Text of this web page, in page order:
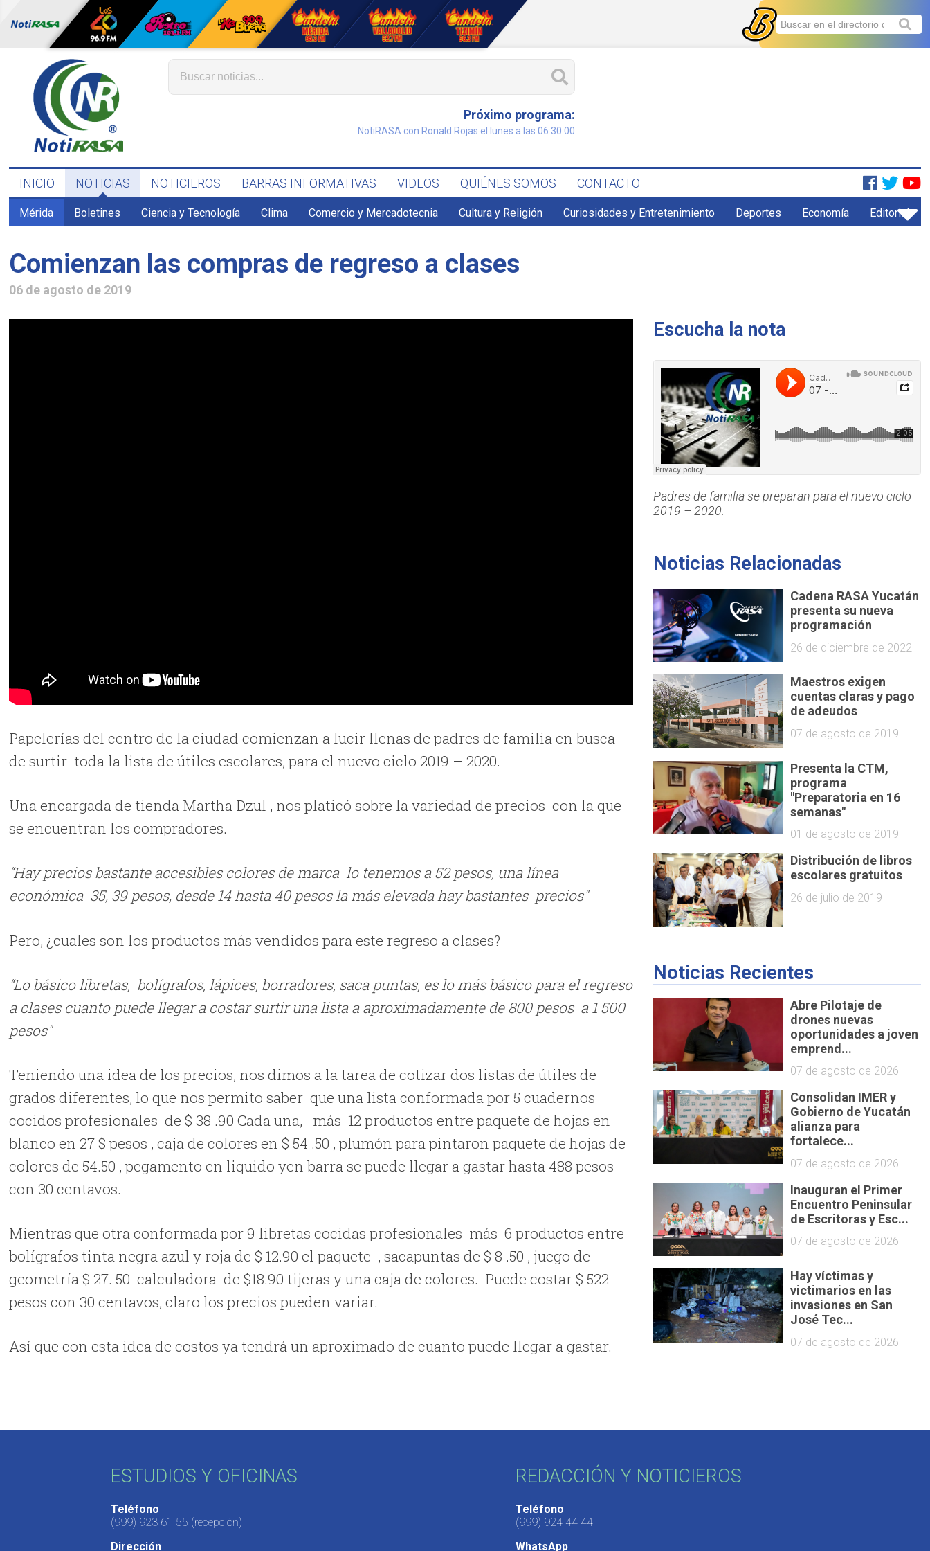
Próximo programa:
NotiRASA con Ronald Rojas el lunes a las 06:30:00
INICIO NOTICIAS NOTICIEROS BARRAS INFORMATIVAS VIDEOS QUIÉNES SOMOS CONTACTO
Mérida Boletines Ciencia y Tecnología Clima Comercio y Mercadotecnia Cultura y Religión Curiosidades y Entretenimiento Deportes Economía Editorial
Comienzan las compras de regreso a clases
06 de agosto de 2019
Papelerías del centro de la ciudad comienzan a lucir llenas de padres de familia en busca
de surtir toda la lista de útiles escolares, para el nuevo ciclo 2019 – 2020.
Una encargada de tienda Martha Dzul , nos platicó sobre la variedad de precios con la que
se encuentran los compradores.
“Hay precios bastante accesibles colores de marca lo tenemos a 52 pesos, una línea
económica 35, 39 pesos, desde 14 hasta 40 pesos la más elevada hay bastantes precios"
Pero, ¿cuales son los productos más vendidos para este regreso a clases?
“Lo básico libretas, bolígrafos, lápices, borradores, saca puntas, es lo más básico para el regreso
a clases cuanto puede llegar a costar surtir una lista a aproximadamente de 800 pesos a 1 500
pesos"
Teniendo una idea de los precios, nos dimos a la tarea de cotizar dos listas de útiles de
grados diferentes, lo que nos permito saber que una lista conformada por 5 cuadernos
cocidos profesionales de $ 38 .90 Cada una, más 12 productos entre paquete de hojas en
blanco en 27 $ pesos , caja de colores en $ 54 .50 , plumón para pintaron paquete de hojas de
colores de 54.50 , pegamento en liquido yen barra se puede llegar a gastar hasta 488 pesos
con 30 centavos.
Mientras que otra conformada por 9 libretas cocidas profesionales más 6 productos entre
bolígrafos tinta negra azul y roja de $ 12.90 el paquete , sacapuntas de $ 8 .50 , juego de
geometría $ 27. 50 calculadora de $18.90 tijeras y una caja de colores. Puede costar $ 522
pesos con 30 centavos, claro los precios pueden variar.
Así que con esta idea de costos ya tendrá un aproximado de cuanto puede llegar a gastar.
Escucha la nota
Padres de familia se preparan para el nuevo ciclo
2019 – 2020.
Noticias Relacionadas
Cadena RASA Yucatán
presenta su nueva
programación
26 de diciembre de 2022
Maestros exigen
cuentas claras y pago
de adeudos
07 de agosto de 2019
Presenta la CTM,
programa
"Preparatoria en 16
semanas"
01 de agosto de 2019
Distribución de libros
escolares gratuitos
26 de julio de 2019
Noticias Recientes
Abre Pilotaje de
drones nuevas
oportunidades a joven
emprend...
07 de agosto de 2026
Consolidan IMER y
Gobierno de Yucatán
alianza para
fortalece...
07 de agosto de 2026
Inauguran el Primer
Encuentro Peninsular
de Escritoras y Esc...
07 de agosto de 2026
Hay víctimas y
victimarios en las
invasiones en San
José Tec...
07 de agosto de 2026
ESTUDIOS Y OFICINAS
Teléfono
(999) 923 61 55 (recepción)
Dirección
REDACCIÓN Y NOTICIEROS
Teléfono
(999) 924 44 44
WhatsApp